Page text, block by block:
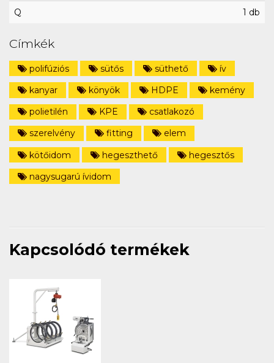
Q 1 db
Címkék
polifúziós sütős süthető
ív
kanyar
könyök HDPE
kemény
polietilén
KPE
csatlakozó
szerelvény
fitting
elem
kötőidom
hegeszthető
hegesztős
nagysugarú ívidom
Kapcsolódó termékek